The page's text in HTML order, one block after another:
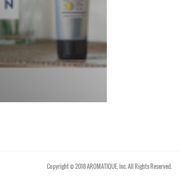
Copyright © 2018 AROMATIQUE, Inc. All Rights Reserved.